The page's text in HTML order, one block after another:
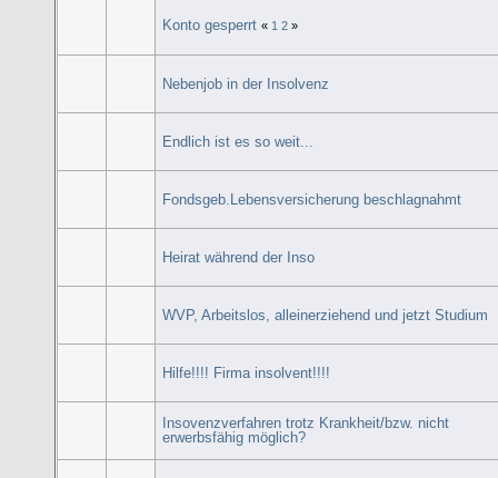
Konto gesperrt « 1 2 »
Nebenjob in der Insolvenz
Endlich ist es so weit...
Fondsgeb.Lebensversicherung beschlagnahmt
Heirat während der Inso
WVP, Arbeitslos, alleinerziehend und jetzt Studium
Hilfe!!!! Firma insolvent!!!!
Insovenzverfahren trotz Krankheit/bzw. nicht
erwerbsfähig möglich?